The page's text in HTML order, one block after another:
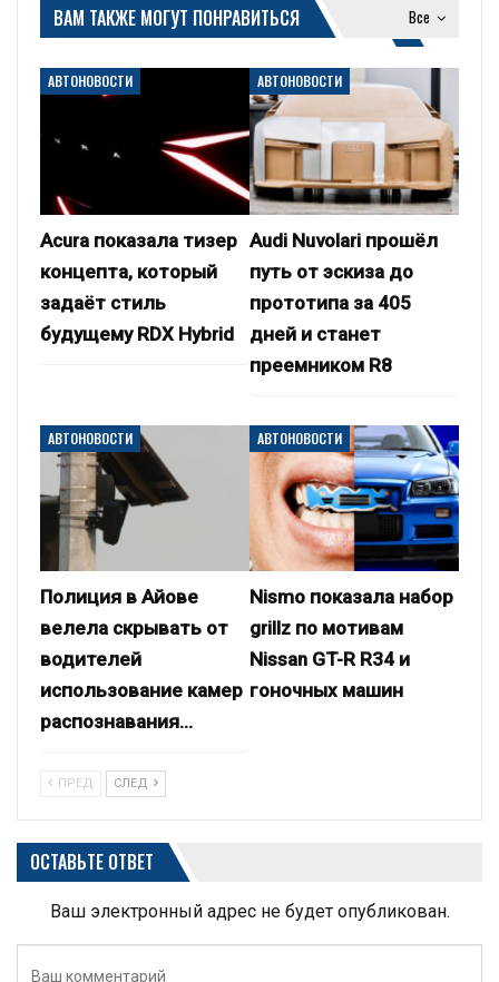
Все
ВАМ ТАКЖЕ МОГУТ ПОНРАВИТЬСЯ
АВТОНОВОСТИ
Acura показала тизер
концепта, который
задаёт стиль
будущему RDX Hybrid
АВТОНОВОСТИ
Audi Nuvolari прошёл
путь от эскиза до
прототипа за 405
дней и станет
преемником R8
АВТОНОВОСТИ
Полиция в Айове
велела скрывать от
водителей
использование камер
распознавания…
АВТОНОВОСТИ
Nismo показала набор
grillz по мотивам
Nissan GT-R R34 и
гоночных машин
ПРЕД СЛЕД
ОСТАВЬТЕ ОТВЕТ
Ваш электронный адрес не будет опубликован.